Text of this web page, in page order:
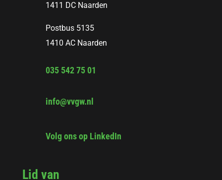
1411 DC Naarden
Postbus 5135
1410 AC Naarden
035 542 75 01
info@vvgw.nl
Volg ons op LinkedIn
Lid van